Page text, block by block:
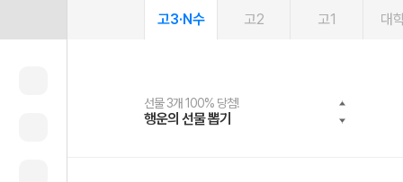
고3·N수 고2 고1 대
선물 3개 100% 당첨!
행운의 선물 뽑기
선물 100% 증정!
메가스터디 X 올리브
여름방학 스터디 캐시백
메가런 썸머스쿨
2027 러셀 단과
강사 공개선발
스마트러닝앱
설문 EVENT
메가패스
3일 무료 체험권
메가패스 수강생 무료혜택!
메가클럽 멤버십
사회공헌 캠페인
희망이룸 메가나눔